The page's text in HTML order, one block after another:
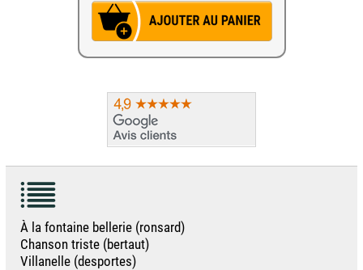
À la fontaine bellerie (ronsard)
Chanson triste (bertaut)
Villanelle (desportes)